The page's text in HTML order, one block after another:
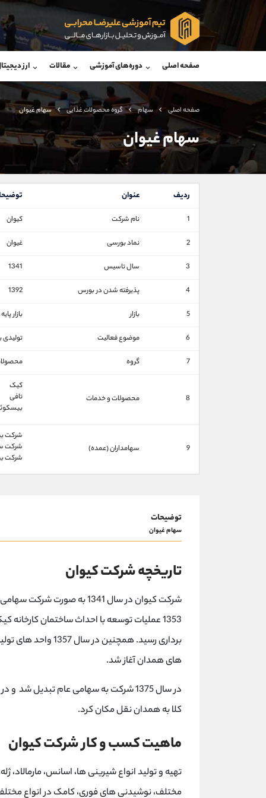
صفحه اصلی دوره‌های آموزشی مقالات ارز
صفحه اصلی سهام گروه محصولات غذایی سهام غیوان
سهام غیوان
ردیف عنوان
1 نام شرکت
کیوان
2
نماد بورسی
غیوان
3
سال تاسیس
1341
4
پذیرفته شدن در بورس
1392
5
بازار
بازار
6
موضوع فعالیت
تولیدی
7
گروه
8 محصولات و خدمات
کیک
تافی
9 سهامداران (عمده)
شركت بين
شركت
شركت
توضیحات
سهام غیوان
تاریخچه شرکت کیوان
شرکت کیوان در سال 1341 به
برداری رسید.
های همدان آغاز شد.
کلا به همدان نقل مکان کرد.
ماهیت کسب و کار شرکت کیوان
تهیه و تولید انواع شیرینی ها، اسانس،
مختلف، نوشیدنی های فوری، کامک در انواع
واتساپ شروع گفتگو
@Armteam_admin_103
داخلی 103
واتساپ
تلگرام
اطلاعات تماس (دفتر فروش)
تلفن
بدون پیش شماره
کانال بله